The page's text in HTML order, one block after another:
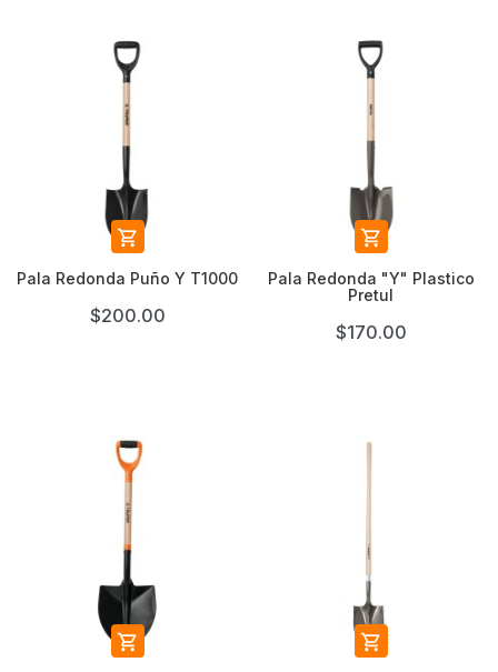

Pala Redonda Puño Y T1000
$200.00

Pala Redonda "Y" Plastico
Pretul
$170.00
 